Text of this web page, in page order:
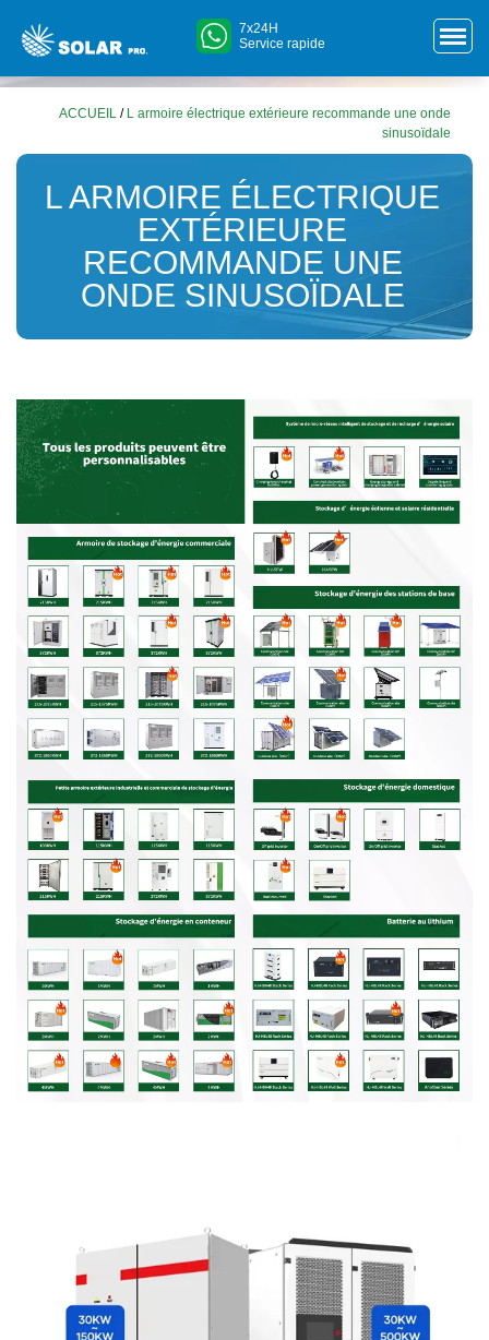
7x24H
Service rapide
ACCUEIL / L armoire électrique extérieure recommande une onde
sinusoïdale
L ARMOIRE ÉLECTRIQUE
EXTÉRIEURE
RECOMMANDE UNE
ONDE SINUSOÏDALE